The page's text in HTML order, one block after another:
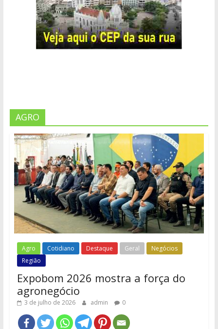
AGRO
Agro Cotidiano Destaque Geral
Negócios
Região
Expobom 2026 mostra a força do
agronegócio
3 de julho de 2026 admin 0